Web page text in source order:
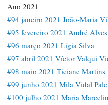
Ano 2021
#94 janeiro 2021 João-Maria
#95 fevereiro 2021 André Alves
#96 março 2021 Lígia Silva
#97 abril 2021 Víctor Valqui
#98 maio 2021 Ticiane Martins
#99 junho 2021 Mila Vidal
#100 julho 2021 Maria